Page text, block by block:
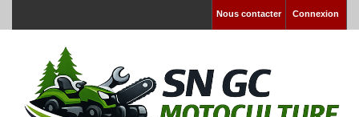
Connexion
Nous contacter